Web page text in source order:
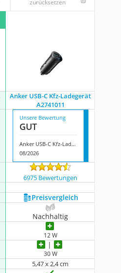
zurücksetzen
Anker USB-C Kfz-Ladegerät
A2741011
Unsere Bewertung
GUT
Anker USB-C Kfz-Ladegerät A2741011
08/2026
6975 Bewertungen
Preis­vergleich
Nachhaltig
12 W
30 W
5,47 x 2,4 cm